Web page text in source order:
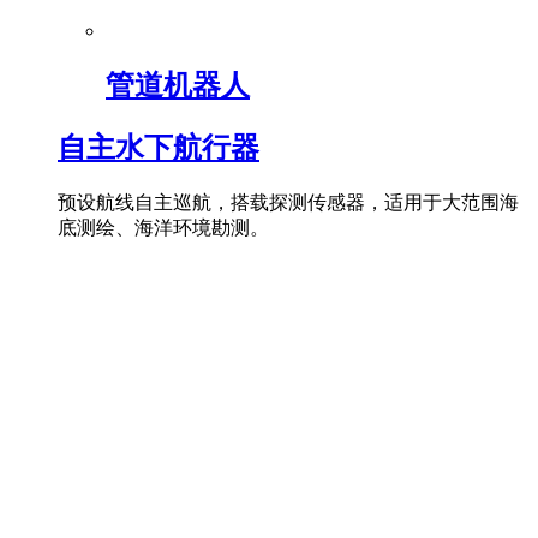
管道机器人
自主水下航行器
预设航线自主巡航，搭载探测传感器，适用于大范围海
底测绘、海洋环境勘测。